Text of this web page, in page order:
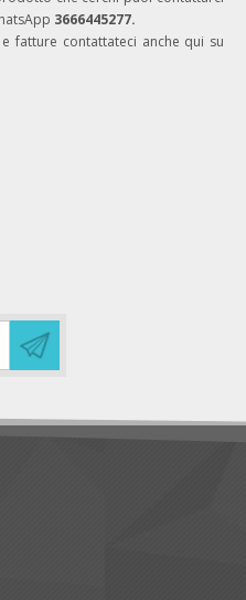
3666445277.
fatture contattateci anche qui su